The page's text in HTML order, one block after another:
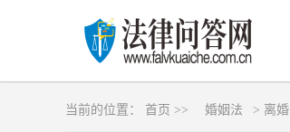
当前的位置： 首页 >> 婚姻法 > 离婚